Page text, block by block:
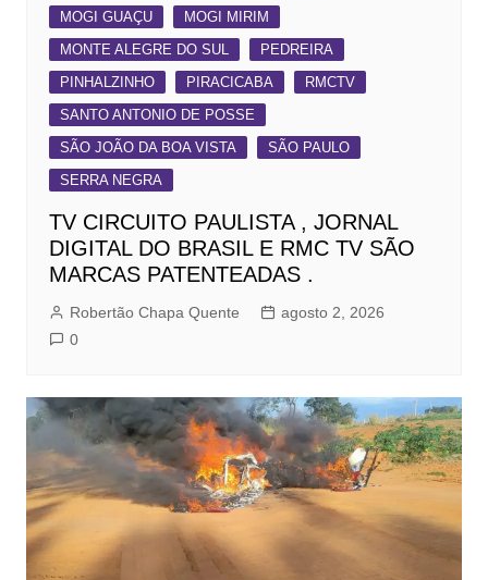
MOGI GUAÇU
MOGI MIRIM
MONTE ALEGRE DO SUL
PEDREIRA
PINHALZINHO
PIRACICABA
RMCTV
SANTO ANTONIO DE POSSE
SÃO JOÃO DA BOA VISTA
SÃO PAULO
SERRA NEGRA
TV CIRCUITO PAULISTA , JORNAL
DIGITAL DO BRASIL E RMC TV SÃO
MARCAS PATENTEADAS .
Robertão Chapa Quente
agosto 2, 2026
0